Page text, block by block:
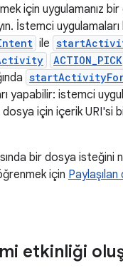
için uygulamanız
İstemci
ile
ACTION_PICK
yapabilir: istemci
dosya için içerik URI'si
bir dosya isteğini
için
etkinliği